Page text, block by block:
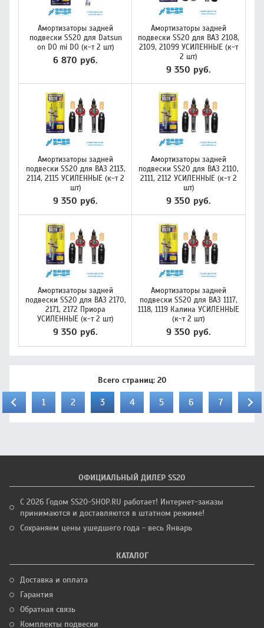
Амортизаторы задней
подвески SS20 для Datsun
on DO mi DO (к-т 2 шт)
6 870 руб.
Амортизаторы задней
подвески SS20 для ВАЗ 2108,
2109, 21099 УСИЛЕННЫЕ (к-т
2 шт)
9 350 руб.
Амортизаторы задней
подвески SS20 для ВАЗ 2113,
2114, 2115 УСИЛЕННЫЕ (к-т 2
шт)
9 350 руб.
Амортизаторы задней
подвески SS20 для ВАЗ 2110,
2111, 2112 УСИЛЕННЫЕ (к-т 2
шт)
9 350 руб.
Амортизаторы задней
подвески SS20 для ВАЗ 2170,
2171, 2172 Приора
УСИЛЕННЫЕ (к-т 2 шт)
9 350 руб.
Амортизаторы задней
подвески SS20 для ВАЗ 1117,
1118, 1119 Калина УСИЛЕННЫЕ
(к-т 2 шт)
9 350 руб.
Всего страниц: 20
1 2 3 4 5 6 7
ОФИЦИАЛЬНЫЙ ДИЛЕР SS20
С 2026 Годом SS20-SHOP.RU работает! Интернет-заказы
принимаются и доставляются в штатном режиме!
Сохраняем цены ушедшего года - весь Январь
КАТАЛОГ
Доставка и оплата
Гарантия
Обратная связь
Комплекты подвески